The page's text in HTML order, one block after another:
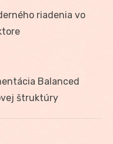
riadenia vo
Balanced
štruktúry